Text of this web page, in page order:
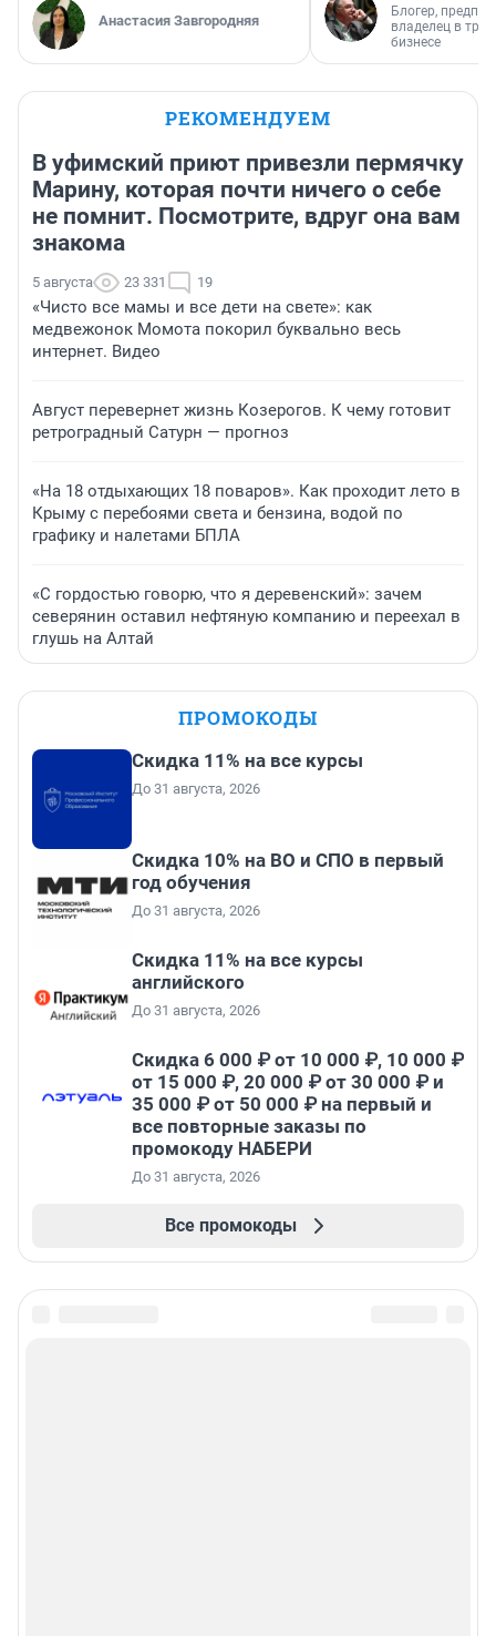
Анастасия Завгородняя
Блогер,
владелец в
бизнесе
РЕКОМЕНДУЕМ
В уфимский приют привезли пермячку
Марину, которая почти ничего о себе
не помнит. Посмотрите, вдруг она вам
знакома
5 августа 23 331 19
«Чисто все мамы и все дети на свете»: как
медвежонок Момота покорил буквально весь
интернет. Видео
Август перевернет жизнь Козерогов. К чему готовит
ретроградный Сатурн — прогноз
«На 18 отдыхающих 18 поваров». Как проходит лето в
Крыму с перебоями света и бензина, водой по
графику и налетами БПЛА
«С гордостью говорю, что я деревенский»: зачем
северянин оставил нефтяную компанию и переехал в
глушь на Алтай
ПРОМОКОДЫ
Скидка 11% на все курсы
До 31 августа, 2026
Скидка 10% на ВО и СПО в первый
год обучения
До 31 августа, 2026
Скидка 11% на все курсы
английского
До 31 августа, 2026
Скидка 6 000 ₽ от 10 000 ₽, 10 000 ₽
от 15 000 ₽, 20 000 ₽ от 30 000 ₽ и
35 000 ₽ от 50 000 ₽ на первый и
все повторные заказы по
промокоду НАБЕРИ
До 31 августа, 2026
Все промокоды